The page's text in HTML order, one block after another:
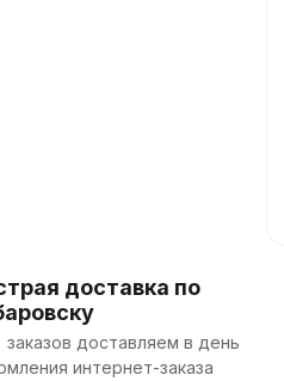
доставка по
заказов доставляем в день
интернет-заказа